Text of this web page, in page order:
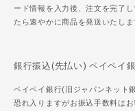
ード情報を入力後、注文を完了
たら速やかに商品を発送いたしま
銀行振込(先払い) ペイペイ
ペイペイ銀行(旧ジャパンネット
恐れ入りますがお振込手数料は